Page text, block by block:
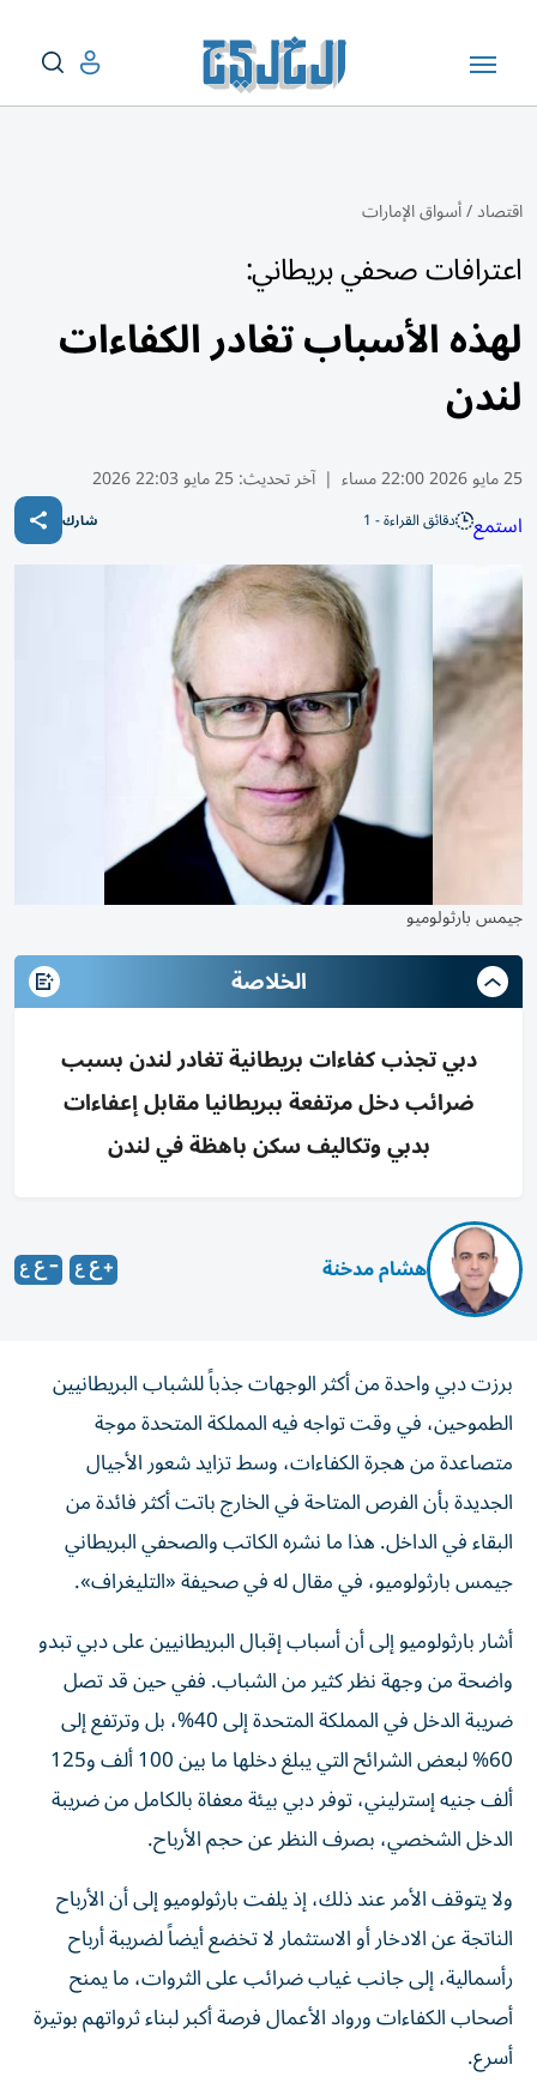
اقتصاد/أسواق الإمارات
اعترافات صحفي بريطاني:
لهذه الأسباب تغادر الكفاءات
لندن
25 مايو 2026 22:00 مساء | آخر تحديث:25 مايو 22:03 2026
استمع دقائق القراءة - 1 شارك
جيمس بارثولوميو
الخلاصة
دبي تجذب كفاءات بريطانية تغادر لندن بسبب
ضرائب دخل مرتفعة ببريطانيا مقابل إعفاءات
بدبي وتكاليف سكن باهظة في لندن
هشام مدخنة
برزت دبي واحدة من أكثر الوجهات جذباً للشباب البريطانيين
الطموحين، في وقت تواجه فيه المملكة المتحدة موجة
متصاعدة من هجرة الكفاءات، وسط تزايد شعور الأجيال
الجديدة بأن الفرص المتاحة في الخارج باتت أكثر فائدة من
البقاء في الداخل. هذا ما نشره الكاتب والصحفي البريطاني
جيمس بارثولوميو، في مقال له في صحيفة «التليغراف».
أشار بارثولوميو إلى أن أسباب إقبال البريطانيين على دبي تبدو
واضحة من وجهة نظر كثير من الشباب. ففي حين قد تصل
ضريبة الدخل في المملكة المتحدة إلى 40%، بل وترتفع إلى
60% لبعض الشرائح التي يبلغ دخلها ما بين 100 ألف و125
ألف جنيه إسترليني، توفر دبي بيئة معفاة بالكامل من ضريبة
الدخل الشخصي، بصرف النظر عن حجم الأرباح.
ولا يتوقف الأمر عند ذلك، إذ يلفت بارثولوميو إلى أن الأرباح
الناتجة عن الادخار أو الاستثمار لا تخضع أيضاً لضريبة أرباح
رأسمالية، إلى جانب غياب ضرائب على الثروات، ما يمنح
أصحاب الكفاءات ورواد الأعمال فرصة أكبر لبناء ثرواتهم بوتيرة
أسرع.